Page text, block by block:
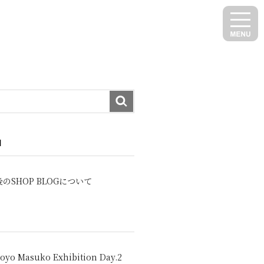
のSHOP BLOGについて
Masuko Exhibition Day.2